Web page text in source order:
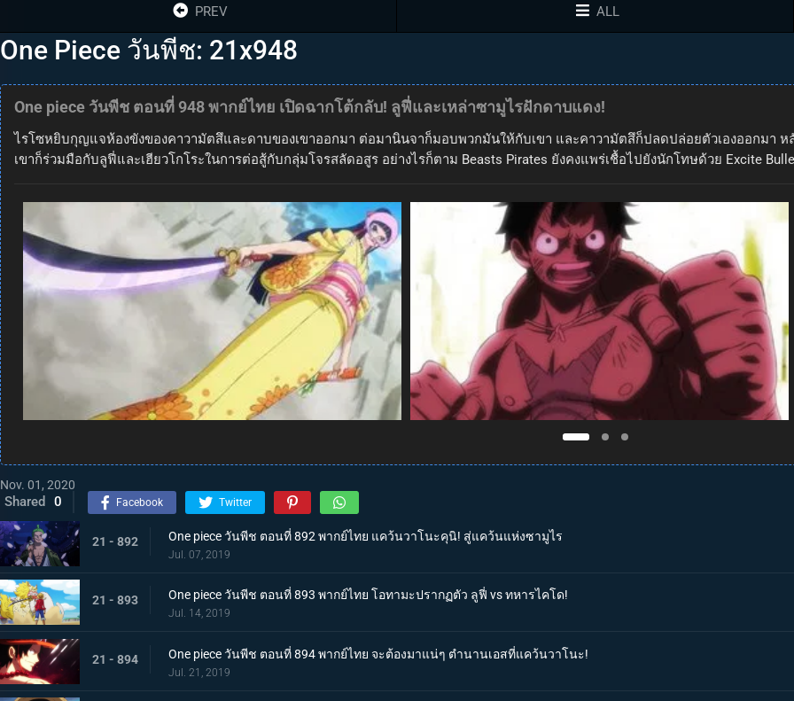
PREV ALL
One Piece วันพีช: 21x948
One piece วันพีช ตอนที่ 948 พากย์ไทย เปิดฉากโต้กลับ! ลูฟี่และเหล่าซามูไรฝักดาบแดง!
ไรโซหยิบกุญแจห้องขังของคาวามัตสึและดาบของเขาออกมา ต่อมานินจาก็มอบพวกมันให้กับเขา และคาวามัตสึก็ปลดปล่อยตัวเองออกมา
เขาก็ร่วมมือกับลูฟี่และเฮียวโกโระในการต่อสู้กับกลุ่มโจรสลัดอสูร อย่างไรก็ตาม Beasts Pirates ยังคงแพร่เชื้อไปยังนักโทษด้วย Excite
Nov. 01, 2020
Shared 0 Facebook Twitter
21 - 892 One piece วันพีช ตอนที่ 892 พากย์ไทย แคว้นวาโนะคุนิ! สู่แคว้นแห่งซามูไร
Jul. 07, 2019
21 - 893 One piece วันพีช ตอนที่ 893 พากย์ไทย โอทามะปรากฏตัว ลูฟี่ vs ทหารไคโด!
Jul. 14, 2019
21 - 894 One piece วันพีช ตอนที่ 894 พากย์ไทย จะต้องมาแน่ๆ ตำนานเอสที่แคว้นวาโนะ!
Jul. 21, 2019